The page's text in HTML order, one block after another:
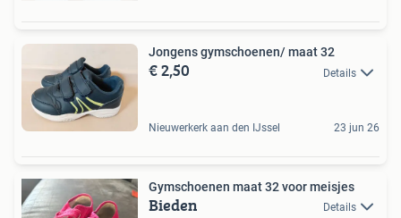
Jongens gymschoenen/ maat 32
€ 2,50 Details
Nieuwerkerk aan den IJssel 23 jun 26
Gymschoenen maat 32 voor meisjes
Bieden Details